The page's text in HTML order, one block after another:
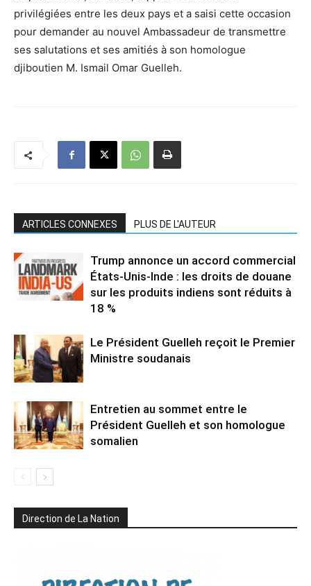
privilégiées entre les deux pays et a saisi cette occasion
pour demander au nouvel Ambassadeur de transmettre
ses salutations et ses amitiés à son homologue
djiboutien M. Ismail Omar Guelleh.
ARTICLES CONNEXES PLUS DE L'AUTEUR
Trump annonce un accord commercial
États-Unis-Inde : les droits de douane
sur les produits indiens sont réduits à
18 %
Le Président Guelleh reçoit le Premier
Ministre soudanais
Entretien au sommet entre le
Président Guelleh et son homologue
somalien
Direction de La Nation